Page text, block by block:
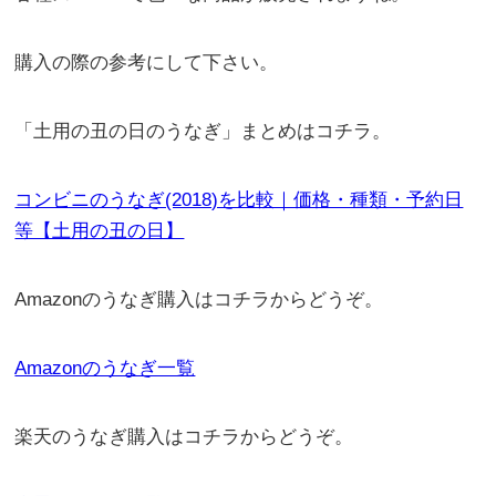
購入の際の参考にして下さい。
「土用の丑の日のうなぎ」まとめはコチラ。
コンビニのうなぎ(2018)を比較｜価格・種類・予約日
等【土用の丑の日】
Amazonのうなぎ購入はコチラからどうぞ。
Amazonのうなぎ一覧
楽天のうなぎ購入はコチラからどうぞ。